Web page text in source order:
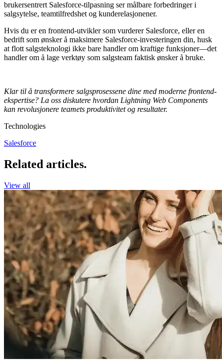
brukersentrert Salesforce-tilpasning ser målbare forbedringer i
salgsytelse, teamtilfredshet og kunderelasjonener.
Hvis du er en frontend-utvikler som vurderer Salesforce, eller en
bedrift som ønsker å maksimere Salesforce-investeringen din, husk
at flott salgsteknologi ikke bare handler om kraftige funksjoner—det
handler om å lage verktøy som salgsteam faktisk ønsker å bruke.
Klar til å transformere salgsprosessene dine med moderne frontend-
ekspertise? La oss diskutere hvordan Lightning Web Components
kan revolusjonere teamets produktivitet og resultater.
Technologies
Salesforce
Related articles.
View all